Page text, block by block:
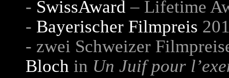
- SwissAward – Lifetime
- Bayerischer Filmpreis
- zwei Schweizer
Bloch in Un Juif pour